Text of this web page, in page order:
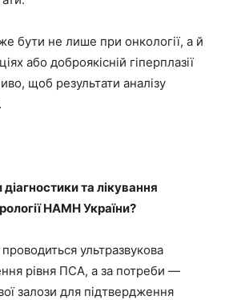
бути не лише при онкології, а й
або доброякісній гіперплазії
щоб результати аналізу
та лікування
НАМН України?
ультразвукова
рівня ПСА, а за потреби —
залози для підтвердження